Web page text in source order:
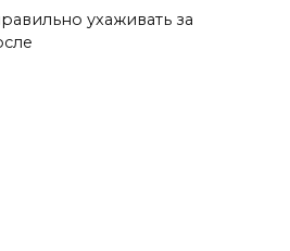
ухаживать за